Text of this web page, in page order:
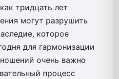
тридцать лет
могут разрушить
которое
для гармонизации
очень важно
процесс